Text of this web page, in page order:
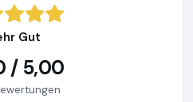
Gut
/ 5,00